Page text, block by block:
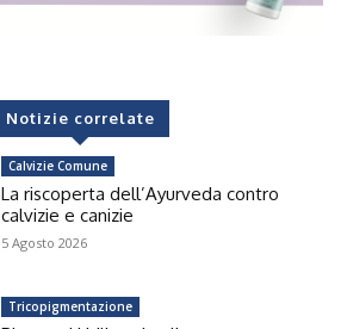
Notizie correlate
Calvizie Comune
La riscoperta dell’Ayurveda contro
calvizie e canizie
5 Agosto 2026
Tricopigmentazione